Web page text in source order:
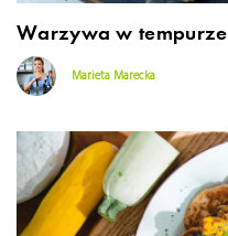
Warzywa w tempurze
Marieta Marecka